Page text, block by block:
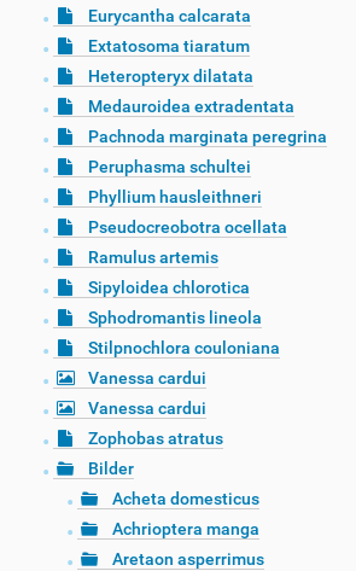
Eurycantha calcarata
Extatosoma tiaratum
Heteropteryx dilatata
Medauroidea extradentata
Pachnoda marginata peregrina
Peruphasma schultei
Phyllium hausleithneri
Pseudocreobotra ocellata
Ramulus artemis
Sipyloidea chlorotica
Sphodromantis lineola
Stilpnochlora couloniana
Vanessa cardui
Vanessa cardui
Zophobas atratus
Bilder
Acheta domesticus
Achrioptera manga
Aretaon asperrimus